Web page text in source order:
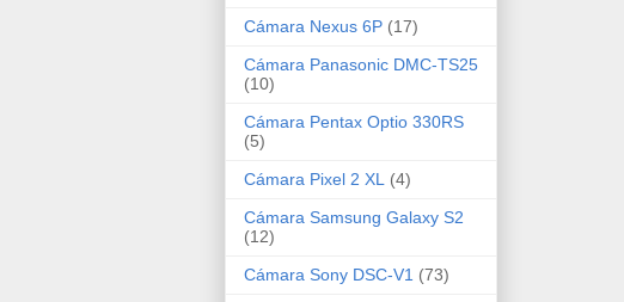
Cámara Nexus 6P (17)
Cámara Panasonic DMC-TS25
(10)
Cámara Pentax Optio 330RS
(5)
Cámara Pixel 2 XL
(4)
Cámara Samsung Galaxy S2
(12)
Cámara Sony DSC-V1 (73)